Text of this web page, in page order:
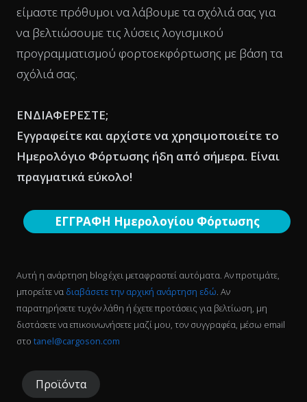
είμαστε πρόθυμοι να λάβουμε τα σχόλιά σας για
να βελτιώσουμε τις λύσεις λογισμικού
προγραμματισμού φορτοεκφόρτωσης με βάση τα
σχόλιά σας.
ΕΝΔΙΑΦΕΡΕΣΤΕ;
Εγγραφείτε και αρχίστε να χρησιμοποιείτε το
Ημερολόγιο Φόρτωσης ήδη από σήμερα. Είναι
πραγματικά εύκολο!
ΕΓΓΡΑΦΗ Ημερολογίου Φόρτωσης
Αυτή η ανάρτηση blog έχει μεταφραστεί αυτόματα. Αν προτιμάτε,
μπορείτε να διαβάσετε την αρχική ανάρτηση εδώ. Αν
παρατηρήσετε τυχόν λάθη ή έχετε προτάσεις για βελτίωση, μη
διστάσετε να επικοινωνήσετε μαζί μου, τον συγγραφέα, μέσω email
στο tanel@cargoson.com
Προϊόντα